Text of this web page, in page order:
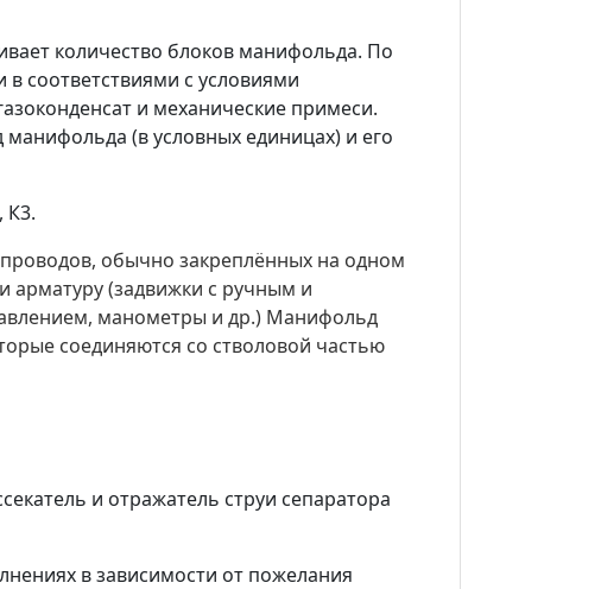
количество блоков манифольда. По
соответствиями с условиями
и механические примеси.
(в условных единицах) и его
К3.
обычно закреплённых на одном
арматуру (задвижки с ручным и
манометры и др.) Манифольд
соединяются со стволовой частью
и отражатель струи сепаратора
в зависимости от пожелания